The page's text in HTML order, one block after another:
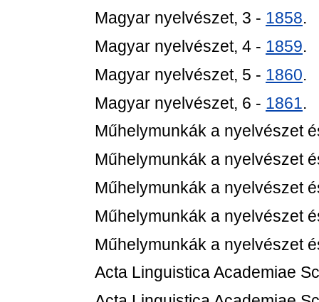
Magyar nyelvészet, 3 - 1858.
Magyar nyelvészet, 4 - 1859.
Magyar nyelvészet, 5 - 1860.
Magyar nyelvészet, 6 - 1861.
Műhelymunkák a nyelvészet
Műhelymunkák a nyelvészet
Műhelymunkák a nyelvészet
Műhelymunkák a nyelvészet
Műhelymunkák a nyelvészet
Acta Linguistica Academiae